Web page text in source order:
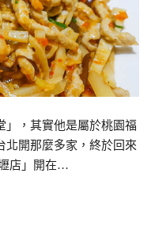
」，其實他是屬於桃園福
北開那麼多家，終於回來
店」開在…